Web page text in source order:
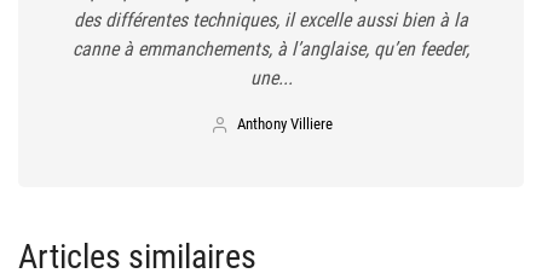
des différentes techniques, il excelle aussi bien à la
canne à emmanchements, à l’anglaise, qu’en feeder,
une...
Anthony Villiere
Articles similaires